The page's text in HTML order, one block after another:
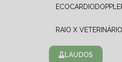
RAIO X VETERINÁRIO
LAUDOS